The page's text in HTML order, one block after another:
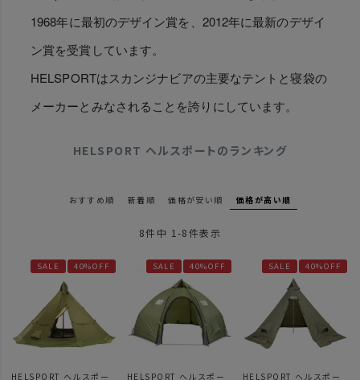
1968年に最初のデザイン賞を、2012年に最新のデザイ
ン賞を受賞しています。
HELSPORTはスカンジナビアの主要なテントと寝袋の
メーカーとみなされることを誇りにしています。
HELSPORT ヘルスポートのランキング
おすすめ順 新着順 価格が安い順 価格が高い順
8件中 1 -8件表示
SALE 40%OFF
HELSPORT ヘルスポー
SALE 40%OFF
HELSPORT ヘルスポー
SALE 40%OFF
HELSPORT ヘルスポー